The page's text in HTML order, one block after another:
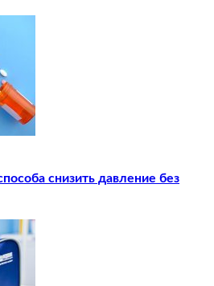
снизить давление без